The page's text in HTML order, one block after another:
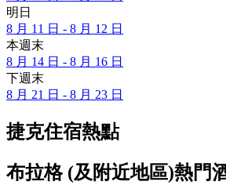
明日
8 月 11 日 - 8 月 12 日
本週末
8 月 14 日 - 8 月 16 日
下週末
8 月 21 日 - 8 月 23 日
捷克住宿熱點
布拉格 (及附近地區)熱門